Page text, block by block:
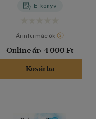
E-könyv
Árinformációk
Online ár: 4 999 Ft
Kosárba